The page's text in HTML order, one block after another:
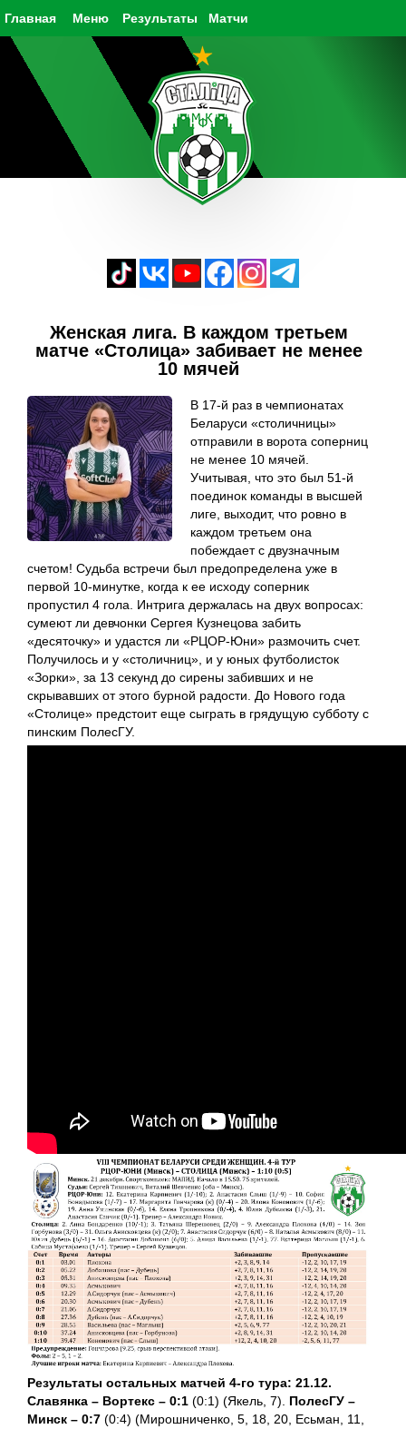
Главная Результаты Матчи
Меню
Женская лига. В каждом третьем
матче «Столица» забивает не менее
10 мячей
В 17-й раз в чемпионатах
Беларуси «столичницы»
отправили в ворота соперниц
не менее 10 мячей.
Учитывая, что это был 51-й
поединок команды в высшей
лиге, выходит, что ровно в
каждом третьем она
побеждает с двузначным
счетом! Судьба встречи был предопределена уже в
первой 10-минутке, когда к ее исходу соперник
пропустил 4 гола. Интрига держалась на двух вопросах:
сумеют ли девчонки Сергея Кузнецова забить
«десяточку» и удастся ли «РЦОР-Юни» размочить счет.
Получилось и у «столичниц», и у юных футболисток
«Зорки», за 13 секунд до сирены забивших и не
скрывавших от этого бурной радости. До Нового года
«Столице» предстоит еще сыграть в грядущую субботу с
пинским ПолесГУ.
Результаты остальных матчей 4-го тура: 21.12.
Славянка – Вортекс – 0:1 (0:1) (Якель, 7). ПолесГУ –
Минск – 0:7 (0:4) (Мирошниченко, 5, 18, 20, Есьман, 11,